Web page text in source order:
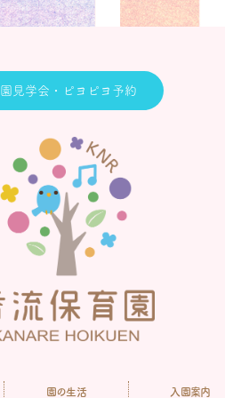
園見学会・ピヨピヨ予約
園の生活 入園案内